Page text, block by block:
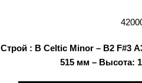
Строй : B Celtic Minor – B2 F#3
515 мм – Высота: